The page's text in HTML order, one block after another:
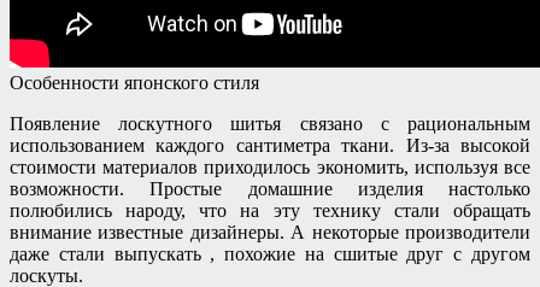
Особенности японского стиля
Появление лоскутного шитья связано с рациональным
использованием каждого сантиметра ткани. Из-за высокой
стоимости материалов приходилось экономить, используя все
возможности. Простые домашние изделия настолько
полюбились народу, что на эту технику стали обращать
внимание известные дизайнеры. А некоторые производители
даже стали выпускать , похожие на сшитые друг с другом
лоскуты.